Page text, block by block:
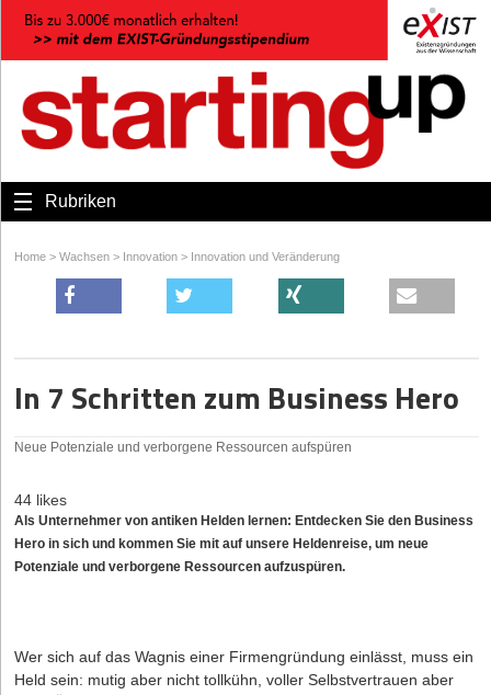
Rubriken
Home > Wachsen > Innovation > Innovation und Veränderung
In 7 Schritten zum Business Hero
Neue Potenziale und verborgene Ressourcen aufspüren
44 likes
Als Unternehmer von antiken Helden lernen: Entdecken Sie den Business
Hero in sich und kommen Sie mit auf unsere Heldenreise, um neue
Potenziale und verborgene Ressourcen aufzuspüren.
Wer sich auf das Wagnis einer Firmengründung einlässt, muss ein
Held sein: mutig aber nicht tollkühn, voller Selbstvertrauen aber